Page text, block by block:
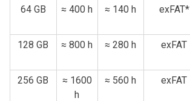
64 GB
≈ 400 h ≈ 140 h exFAT*
128 GB
≈ 800 h ≈​ 280 ⁢h exFAT
256⁣ GB
≈ 1600
h
≈ 560 h exFAT